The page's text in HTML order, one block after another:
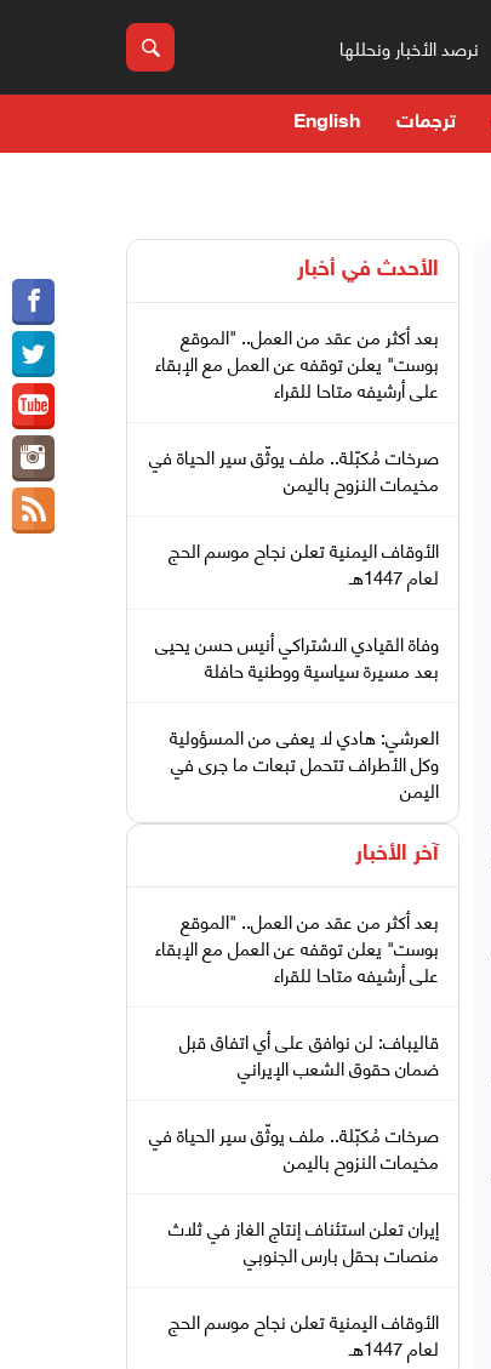
نرصد الأخبار ونحللها
ترجمات English
الأحدث في أخبار
بعد أكثر من عقد من العمل.. "الموقع
بوست" يعلن توقفه عن العمل مع الإبقاء
على أرشيفه متاحا للقراء
صرخات مُكبّلة.. ملف يوثّق سير الحياة في
مخيمات النزوح باليمن
الأوقاف اليمنية تعلن نجاح موسم الحج
لعام 1447هـ
وفاة القيادي الاشتراكي أنيس حسن يحيى
بعد مسيرة سياسية ووطنية حافلة
العرشي: هادي لا يعفى من المسؤولية
وكل الأطراف تتحمل تبعات ما جرى في
اليمن
آخر الأخبار
بعد أكثر من عقد من العمل.. "الموقع
بوست" يعلن توقفه عن العمل مع الإبقاء
على أرشيفه متاحا للقراء
قاليباف: لن نوافق على أي اتفاق قبل
ضمان حقوق الشعب الإيراني
صرخات مُكبّلة.. ملف يوثّق سير الحياة في
مخيمات النزوح باليمن
إيران تعلن استئناف إنتاج الغاز في ثلاث
منصات بحقل بارس الجنوبي
الأوقاف اليمنية تعلن نجاح موسم الحج
لعام 1447هـ